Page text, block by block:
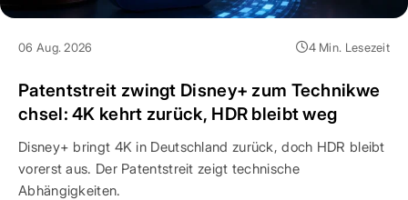
06 Aug. 2026 4 Min. Lesezeit
Patentstreit zwingt Disney+ zum Technikwe
chsel: 4K kehrt zurück, HDR bleibt weg
Disney+ bringt 4K in Deutschland zurück, doch HDR bleibt
vorerst aus. Der Patentstreit zeigt technische
Abhängigkeiten.